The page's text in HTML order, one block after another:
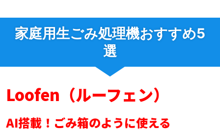
家庭用生ごみ処理機おすすめ5
選
Loofen（ルーフェン）
AI搭載！ごみ箱のように使える